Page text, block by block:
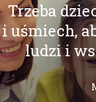
Trzeba
i uśmiech,
ludzi i